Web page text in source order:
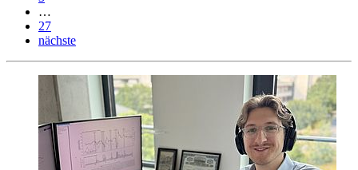
…
27
nächste